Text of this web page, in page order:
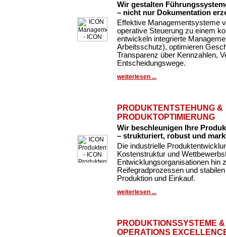
Wir gestalten
– nicht nur Dokumentation
Effektive Managementsysteme
operative Steuerung zu einem
entwickeln integrierte
Arbeitsschutz), optimieren
Transparenz über Kennzahlen,
Entscheidungswege.
weiterlesen ...
PRODUKTENTSTEHUNG &
PRODUKTOPTIMIERUNG
Wir beschleunigen Ihre
– strukturiert, robust und
Die industrielle
Kostenstruktur und
Entwicklungsorganisationen hin
Reifegradprozessen und
Produktion und Einkauf.
weiterlesen ...
PRODUKTIONSSYSTEME &
OPERATIONS